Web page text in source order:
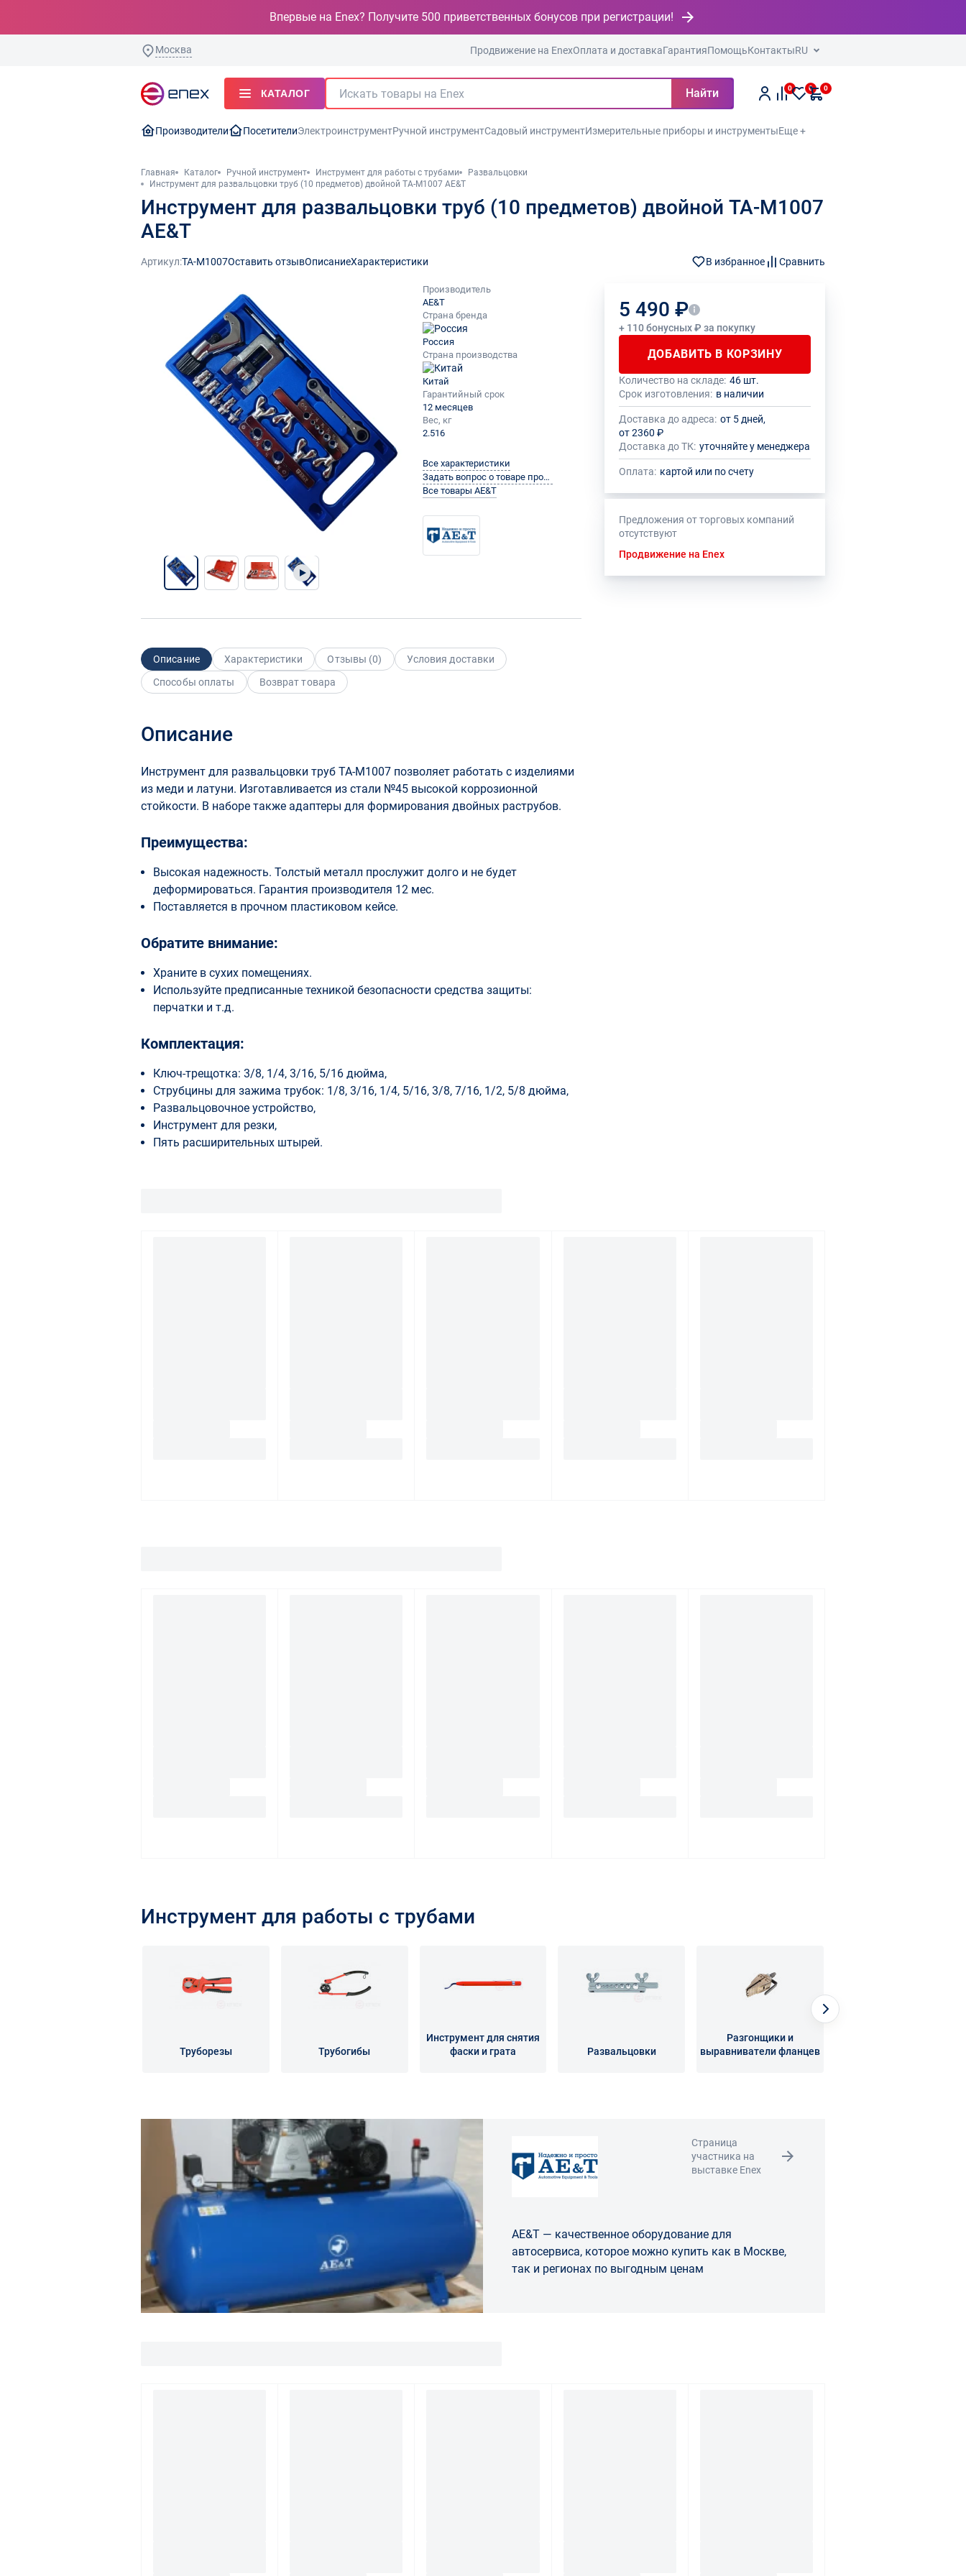
Впервые на Enex? Получите 500 приветственных бонусов при регистрации!
Москва Продвижение на EnexОплата и доставкаГарантияПомощьКонтактыRU
КАТАЛОГ Найти 0 0 0
Производители ПосетителиЭлектроинструментРучной инструментСадовый инструментИзмерительные приборы и инструментыЕще +
Главная Каталог Ручной инструмент Инструмент для работы с трубами
Развальцовки
Инструмент для развальцовки труб (10 предметов) двойной TA-M1007 AE&T
Инструмент для развальцовки труб (10 предметов) двойной TA-M1007
AE&T
Артикул:TA-M1007Оставить отзывОписаниеХарактеристики В избранное Сравнить
Производитель
AE&T
Страна бренда
Россия
Страна производства
Китай
Гарантийный срок
12 месяцев
Вес, кг
2.516
Все характеристики
Задать вопрос о товаре производителю
Все товары AE&T
5 490 ₽
+ 110 бонусных ₽ за покупку
ДОБАВИТЬ В КОРЗИНУ
Общее количество данного товара должно
быть кратно размеру упаковки (1 шт.)
На данный товар производителем
установлено ограничение по размеру
минимального заказа
Количество на складе: 46 шт.
Срок изготовления: в наличии
Доставка до адреса: от 5 дней,
от 2360 ₽
Доставка до ТК: уточняйте у менеджера
Оплата: картой или по счету
Предложения от торговых компаний
отсутствуют
Продвижение на Enex
Описание Характеристики Отзывы (0)
Условия доставки
Способы оплаты
Возврат товара
Описание
Инструмент для развальцовки труб TA-M1007 позволяет работать с изделиями
из меди и латуни. Изготавливается из стали №45 высокой коррозионной
стойкости. В наборе также адаптеры для формирования двойных раструбов.
Преимущества:
Высокая надежность. Толстый металл прослужит долго и не будет
деформироваться. Гарантия производителя 12 мес.
Поставляется в прочном пластиковом кейсе.
Обратите внимание:
Храните в сухих помещениях.
Используйте предписанные техникой безопасности средства защиты:
перчатки и т.д.
Комплектация:
Ключ-трещотка: 3/8, 1/4, 3/16, 5/16 дюйма,
Струбцины для зажима трубок: 1/8, 3/16, 1/4, 5/16, 3/8, 7/16, 1/2, 5/8 дюйма,
Развальцовочное устройство,
Инструмент для резки,
Пять расширительных штырей.
Инструмент для работы с трубами
Труборезы Трубогибы
Инструмент для снятия
фаски и грата
Развальцовки
Разгонщики и
выравниватели фланцев
Страница
участника на
выставке Enex
AE&T — качественное оборудование для
автосервиса, которое можно купить как в Москве,
так и регионах по выгодным ценам